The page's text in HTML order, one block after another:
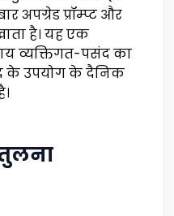
अपग्रेड प्रॉम्प्ट और
है। यह एक
व्यक्तिगत-पसंद का
के उपयोग के दैनिक